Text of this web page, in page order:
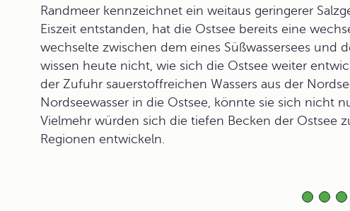
Randmeer kennzeichnet ein weitaus geringerer
Eiszeit entstanden, hat die Ostsee bereits eine
wechselte zwischen dem eines Süßwassersees und
wissen heute nicht, wie sich die Ostsee weiter
der Zufuhr sauerstoffreichen Wassers aus der
Nordseewasser in die Ostsee, könnte sie sich nicht
Vielmehr würden sich die tiefen Becken der Ostsee
Regionen entwickeln.